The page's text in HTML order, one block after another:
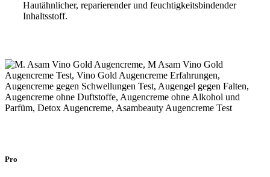
Hautähnlicher, reparierender und feuchtigkeitsbindender
Inhaltsstoff.
Pro